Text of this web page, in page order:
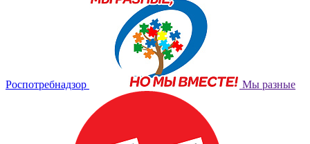
Роспотребнадзор Мы разные